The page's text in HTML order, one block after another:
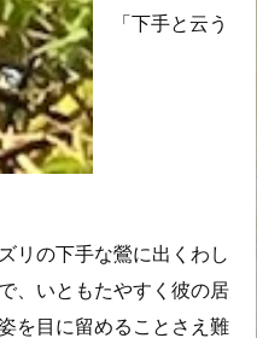
「下手と云う
リの下手な鶯に出くわし
、いともたやすく彼の居
を目に留めることさえ難